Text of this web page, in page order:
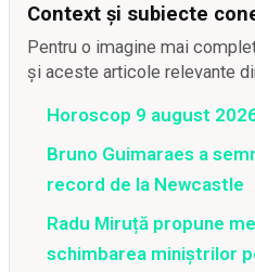
Context și subiecte
Pentru o imagine mai
și aceste articole relevante
Horoscop 9 august
Bruno Guimaraes a
record de la Newcastle
Radu Miruță propune
schimbarea miniștrilor